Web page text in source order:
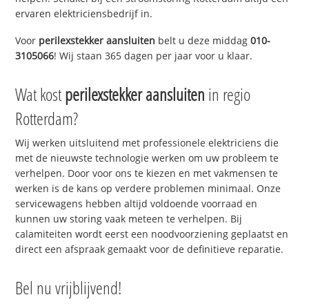
ervaren elektriciensbedrijf in.
Voor perilexstekker aansluiten belt u deze middag010-
3105066! Wij staan 365 dagen per jaar voor u klaar.
Wat kostperilexstekker aansluiten in regio
Rotterdam?
Wij werken uitsluitend met professionele elektriciens die
met de nieuwste technologie werken om uw probleem te
verhelpen. Door voor ons te kiezen en met vakmensen te
werken is de kans op verdere problemen minimaal. Onze
servicewagens hebben altijd voldoende voorraad en
kunnen uw storing vaak meteen te verhelpen. Bij
calamiteiten wordt eerst een noodvoorziening geplaatst en
direct een afspraak gemaakt voor de definitieve reparatie.
Bel nu vrijblijvend!